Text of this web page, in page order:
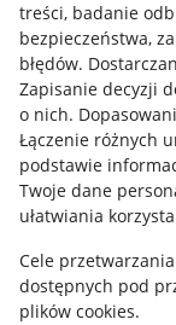
treści, badanie
bezpieczeństwa,
błędów.
Zapisanie decyzji
o nich.
Łączenie różnych
podstawie
Twoje dane
ułatwiania
Cele
dostępnych pod
plików cookies.
Informacje
Regulamin
Polityka plików
Ustawienia plików
Udostępnianie
Pobierz aplikację